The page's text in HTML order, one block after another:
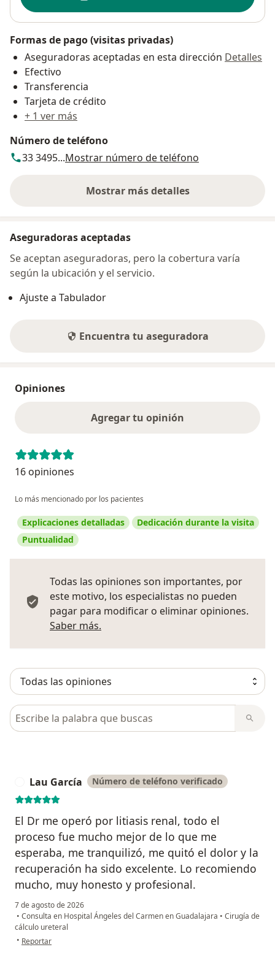
Formas de pago (visitas privadas)
Aseguradoras aceptadas en esta dirección Detalles
Efectivo
Transferencia
Tarjeta de crédito
+ 1 ver más
Número de teléfono
33 3495...Mostrar número de teléfono
Mostrar más detalles
sobre la dirección
Aseguradoras aceptadas
Se aceptan aseguradoras, pero la cobertura varía
según la ubicación y el servicio.
Ajuste a Tabulador
Encuentra tu aseguradora
Opiniones
Agregar tu opinión
16 opiniones
Lo más mencionado por los pacientes
Explicaciones detalladas
Dedicación durante la visita
Puntualidad
Todas las opiniones son importantes, por
este motivo, los especialistas no pueden
pagar para modificar o eliminar opiniones.
Saber más.
Busca en opiniones
Lau García Número de teléfono verificado
El Dr me operó por litiasis renal, todo el
proceso fue mucho mejor de lo que me
esperaba, me tranquilizó, me quitó el dolor y la
recuperación ha sido excelente. Lo recomiendo
mucho, muy honesto y profesional.
7 de agosto de 2026
• Consulta en Hospital Ángeles del Carmen en Guadalajara • Cirugía de
cálculo ureteral
• en opinión del usuario Lau García
Reportar